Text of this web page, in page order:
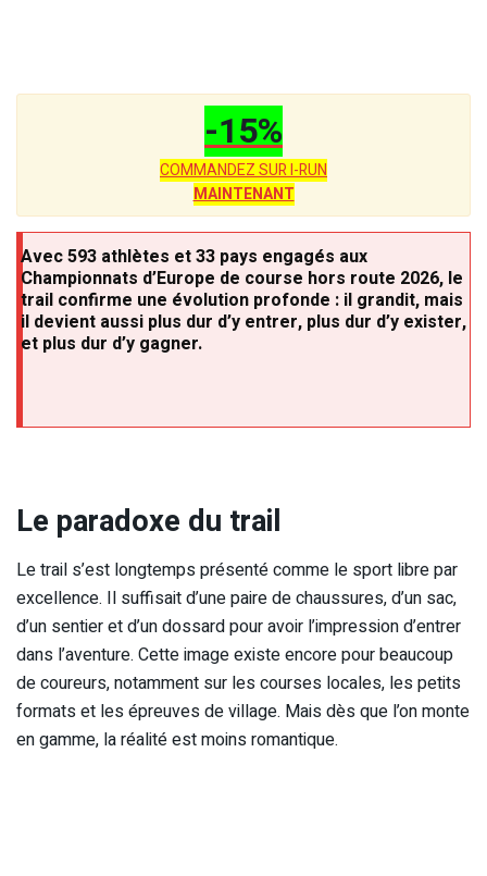
-15%
COMMANDEZ SUR I-RUN
MAINTENANT
Avec 593 athlètes et 33 pays engagés aux
Championnats d’Europe de course hors route 2026, le
trail confirme une évolution profonde : il grandit, mais
il devient aussi plus dur d’y entrer, plus dur d’y exister,
et plus dur d’y gagner.
Le paradoxe du trail
Le trail s’est longtemps présenté comme le sport libre par
excellence. Il suffisait d’une paire de chaussures, d’un sac,
d’un sentier et d’un dossard pour avoir l’impression d’entrer
dans l’aventure. Cette image existe encore pour beaucoup
de coureurs, notamment sur les courses locales, les petits
formats et les épreuves de village. Mais dès que l’on monte
en gamme, la réalité est moins romantique.